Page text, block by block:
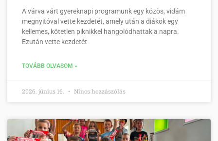
A várva várt gyereknapi programunk egy közös, vidám
megnyitóval vette kezdetét, amely után a diákok egy
kellemes, kötetlen piknikkel hangolódhattak a napra.
Ezután vette kezdetét
TOVÁBB OLVASOM »
2026. június 16. Nincs hozzászólás